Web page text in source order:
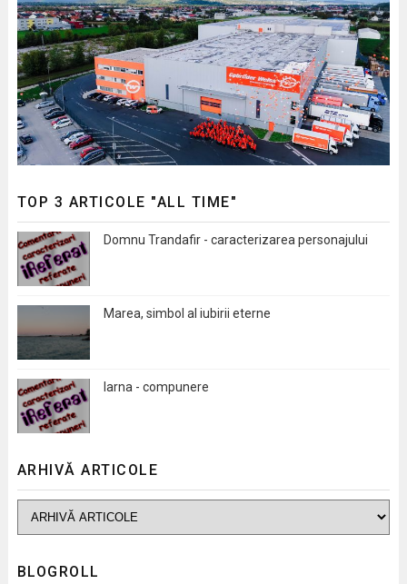
TOP 3 ARTICOLE "ALL TIME"
Domnu Trandafir - caracterizarea personajului
Marea, simbol al iubirii eterne
Iarna - compunere
ARHIVĂ ARTICOLE
BLOGROLL